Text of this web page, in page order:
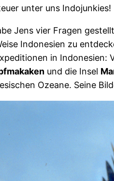
unter uns Indojunkies!
Jens vier Fragen
Indonesien zu
in Indonesien:
und die Insel
Ozeane. Seine